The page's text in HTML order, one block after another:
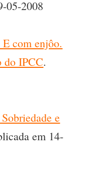
05-2008
com enjôo.
do IPCC.
e
em 14-